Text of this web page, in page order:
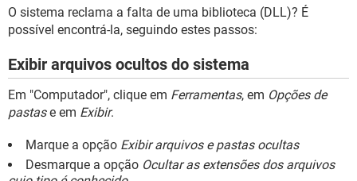
GUIA DE COMPRAS
O sistema reclama a falta de uma biblioteca (DLL)? É
possível encontrá-la, seguindo estes passos:
Exibir arquivos ocultos do sistema
Em "Computador", clique em Ferramentas, em Opções de
pastase em Exibir.
Marque a opção Exibir arquivos e pastas ocultas
Desmarque a opção Ocultar as extensões dos arquivos